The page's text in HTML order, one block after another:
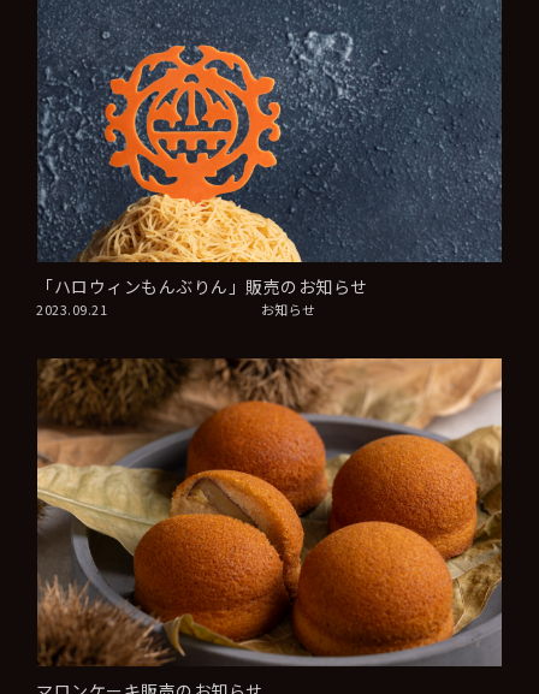
「ハロウィンもんぶりん」販売のお知らせ
2023.09.21 お知らせ